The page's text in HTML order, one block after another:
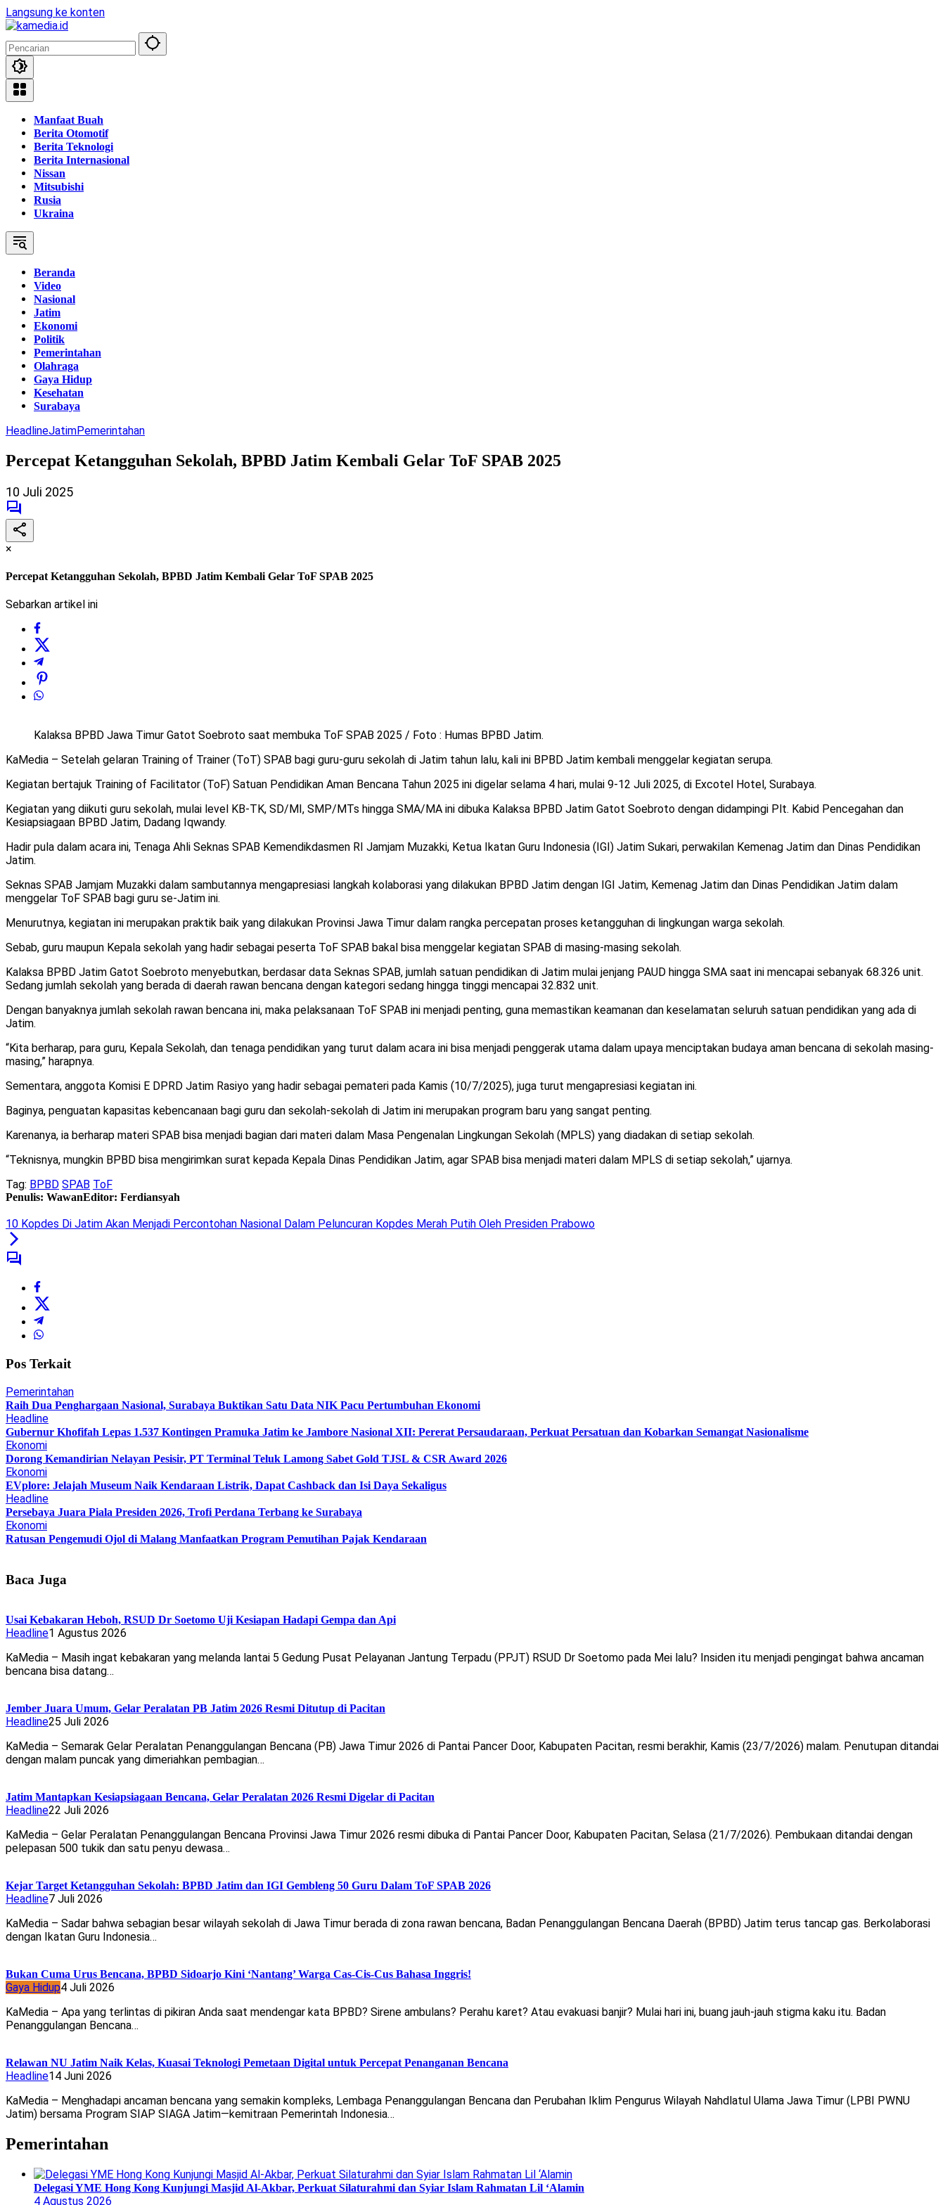
Langsung ke konten
Manfaat Buah
Berita Otomotif
Berita Teknologi
Berita Internasional
Nissan
Mitsubishi
Rusia
Ukraina
Beranda
Video
Nasional
Jatim
Ekonomi
Politik
Pemerintahan
Olahraga
Gaya Hidup
Kesehatan
Surabaya
HeadlineJatimPemerintahan
Percepat Ketangguhan Sekolah, BPBD Jatim Kembali Gelar ToF SPAB 2025
10 Juli 2025
×
Percepat Ketangguhan Sekolah, BPBD Jatim Kembali Gelar ToF SPAB 2025
Sebarkan artikel ini
Kalaksa BPBD Jawa Timur Gatot Soebroto saat membuka ToF SPAB 2025 / Foto : Humas BPBD Jatim.
KaMedia – Setelah gelaran Training of Trainer (ToT) SPAB bagi guru-guru sekolah di Jatim tahun lalu, kali ini BPBD Jatim kembali menggelar kegiatan serupa.
Kegiatan bertajuk Training of Facilitator (ToF) Satuan Pendidikan Aman Bencana Tahun 2025 ini digelar selama 4 hari, mulai 9-12 Juli 2025, di Excotel Hotel, Surabaya.
Kegiatan yang diikuti guru sekolah, mulai level KB-TK, SD/MI, SMP/MTs hingga SMA/MA ini dibuka Kalaksa BPBD Jatim Gatot Soebroto dengan didampingi Plt. Kabid Pencegahan dan
Kesiapsiagaan BPBD Jatim, Dadang Iqwandy.
Hadir pula dalam acara ini, Tenaga Ahli Seknas SPAB Kemendikdasmen RI Jamjam Muzakki, Ketua Ikatan Guru Indonesia (IGI) Jatim Sukari, perwakilan Kemenag Jatim dan Dinas Pendidikan
Jatim.
Seknas SPAB Jamjam Muzakki dalam sambutannya mengapresiasi langkah kolaborasi yang dilakukan BPBD Jatim dengan IGI Jatim, Kemenag Jatim dan Dinas Pendidikan Jatim dalam
menggelar ToF SPAB bagi guru se-Jatim ini.
Menurutnya, kegiatan ini merupakan praktik baik yang dilakukan Provinsi Jawa Timur dalam rangka percepatan proses ketangguhan di lingkungan warga sekolah.
Sebab, guru maupun Kepala sekolah yang hadir sebagai peserta ToF SPAB bakal bisa menggelar kegiatan SPAB di masing-masing sekolah.
Kalaksa BPBD Jatim Gatot Soebroto menyebutkan, berdasar data Seknas SPAB, jumlah satuan pendidikan di Jatim mulai jenjang PAUD hingga SMA saat ini mencapai sebanyak 68.326 unit.
Sedang jumlah sekolah yang berada di daerah rawan bencana dengan kategori sedang hingga tinggi mencapai 32.832 unit.
Dengan banyaknya jumlah sekolah rawan bencana ini, maka pelaksanaan ToF SPAB ini menjadi penting, guna memastikan keamanan dan keselamatan seluruh satuan pendidikan yang ada di
Jatim.
“Kita berharap, para guru, Kepala Sekolah, dan tenaga pendidikan yang turut dalam acara ini bisa menjadi penggerak utama dalam upaya menciptakan budaya aman bencana di sekolah masing-
masing,” harapnya.
Sementara, anggota Komisi E DPRD Jatim Rasiyo yang hadir sebagai pemateri pada Kamis (10/7/2025), juga turut mengapresiasi kegiatan ini.
Baginya, penguatan kapasitas kebencanaan bagi guru dan sekolah-sekolah di Jatim ini merupakan program baru yang sangat penting.
Karenanya, ia berharap materi SPAB bisa menjadi bagian dari materi dalam Masa Pengenalan Lingkungan Sekolah (MPLS) yang diadakan di setiap sekolah.
“Teknisnya, mungkin BPBD bisa mengirimkan surat kepada Kepala Dinas Pendidikan Jatim, agar SPAB bisa menjadi materi dalam MPLS di setiap sekolah,” ujarnya.
Tag: BPBD SPAB ToF
Penulis: WawanEditor: Ferdiansyah
10 Kopdes Di Jatim Akan Menjadi Percontohan Nasional Dalam Peluncuran Kopdes Merah Putih Oleh Presiden Prabowo
Pos Terkait
Pemerintahan
Raih Dua Penghargaan Nasional, Surabaya Buktikan Satu Data NIK Pacu Pertumbuhan Ekonomi
Headline
Gubernur Khofifah Lepas 1.537 Kontingen Pramuka Jatim ke Jambore Nasional XII: Pererat Persaudaraan, Perkuat Persatuan dan Kobarkan Semangat Nasionalisme
Ekonomi
Dorong Kemandirian Nelayan Pesisir, PT Terminal Teluk Lamong Sabet Gold TJSL & CSR Award 2026
Ekonomi
EVplore: Jelajah Museum Naik Kendaraan Listrik, Dapat Cashback dan Isi Daya Sekaligus
Headline
Persebaya Juara Piala Presiden 2026, Trofi Perdana Terbang ke Surabaya
Ekonomi
Ratusan Pengemudi Ojol di Malang Manfaatkan Program Pemutihan Pajak Kendaraan
Baca Juga
Usai Kebakaran Heboh, RSUD Dr Soetomo Uji Kesiapan Hadapi Gempa dan Api
Headline1 Agustus 2026
KaMedia – Masih ingat kebakaran yang melanda lantai 5 Gedung Pusat Pelayanan Jantung Terpadu (PPJT) RSUD Dr Soetomo pada Mei lalu? Insiden itu menjadi pengingat bahwa ancaman
bencana bisa datang…
Jember Juara Umum, Gelar Peralatan PB Jatim 2026 Resmi Ditutup di Pacitan
Headline25 Juli 2026
KaMedia – Semarak Gelar Peralatan Penanggulangan Bencana (PB) Jawa Timur 2026 di Pantai Pancer Door, Kabupaten Pacitan, resmi berakhir, Kamis (23/7/2026) malam. Penutupan ditandai
dengan malam puncak yang dimeriahkan pembagian…
Jatim Mantapkan Kesiapsiagaan Bencana, Gelar Peralatan 2026 Resmi Digelar di Pacitan
Headline22 Juli 2026
KaMedia – Gelar Peralatan Penanggulangan Bencana Provinsi Jawa Timur 2026 resmi dibuka di Pantai Pancer Door, Kabupaten Pacitan, Selasa (21/7/2026). Pembukaan ditandai dengan
pelepasan 500 tukik dan satu penyu dewasa…
Kejar Target Ketangguhan Sekolah: BPBD Jatim dan IGI Gembleng 50 Guru Dalam ToF SPAB 2026
Headline7 Juli 2026
KaMedia – Sadar bahwa sebagian besar wilayah sekolah di Jawa Timur berada di zona rawan bencana, Badan Penanggulangan Bencana Daerah (BPBD) Jatim terus tancap gas. Berkolaborasi
dengan Ikatan Guru Indonesia…
Bukan Cuma Urus Bencana, BPBD Sidoarjo Kini ‘Nantang’ Warga Cas-Cis-Cus Bahasa Inggris!
Gaya Hidup4 Juli 2026
KaMedia – Apa yang terlintas di pikiran Anda saat mendengar kata BPBD? Sirene ambulans? Perahu karet? Atau evakuasi banjir? Mulai hari ini, buang jauh-jauh stigma kaku itu. Badan
Penanggulangan Bencana…
Relawan NU Jatim Naik Kelas, Kuasai Teknologi Pemetaan Digital untuk Percepat Penanganan Bencana
Headline14 Juni 2026
KaMedia – Menghadapi ancaman bencana yang semakin kompleks, Lembaga Penanggulangan Bencana dan Perubahan Iklim Pengurus Wilayah Nahdlatul Ulama Jawa Timur (LPBI PWNU
Jatim) bersama Program SIAP SIAGA Jatim—kemitraan Pemerintah Indonesia…
Pemerintahan
Delegasi YME Hong Kong Kunjungi Masjid Al-Akbar, Perkuat Silaturahmi dan Syiar Islam Rahmatan Lil ‘Alamin
4 Agustus 2026